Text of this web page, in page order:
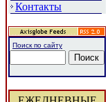
Контакты
Поиск по сайту